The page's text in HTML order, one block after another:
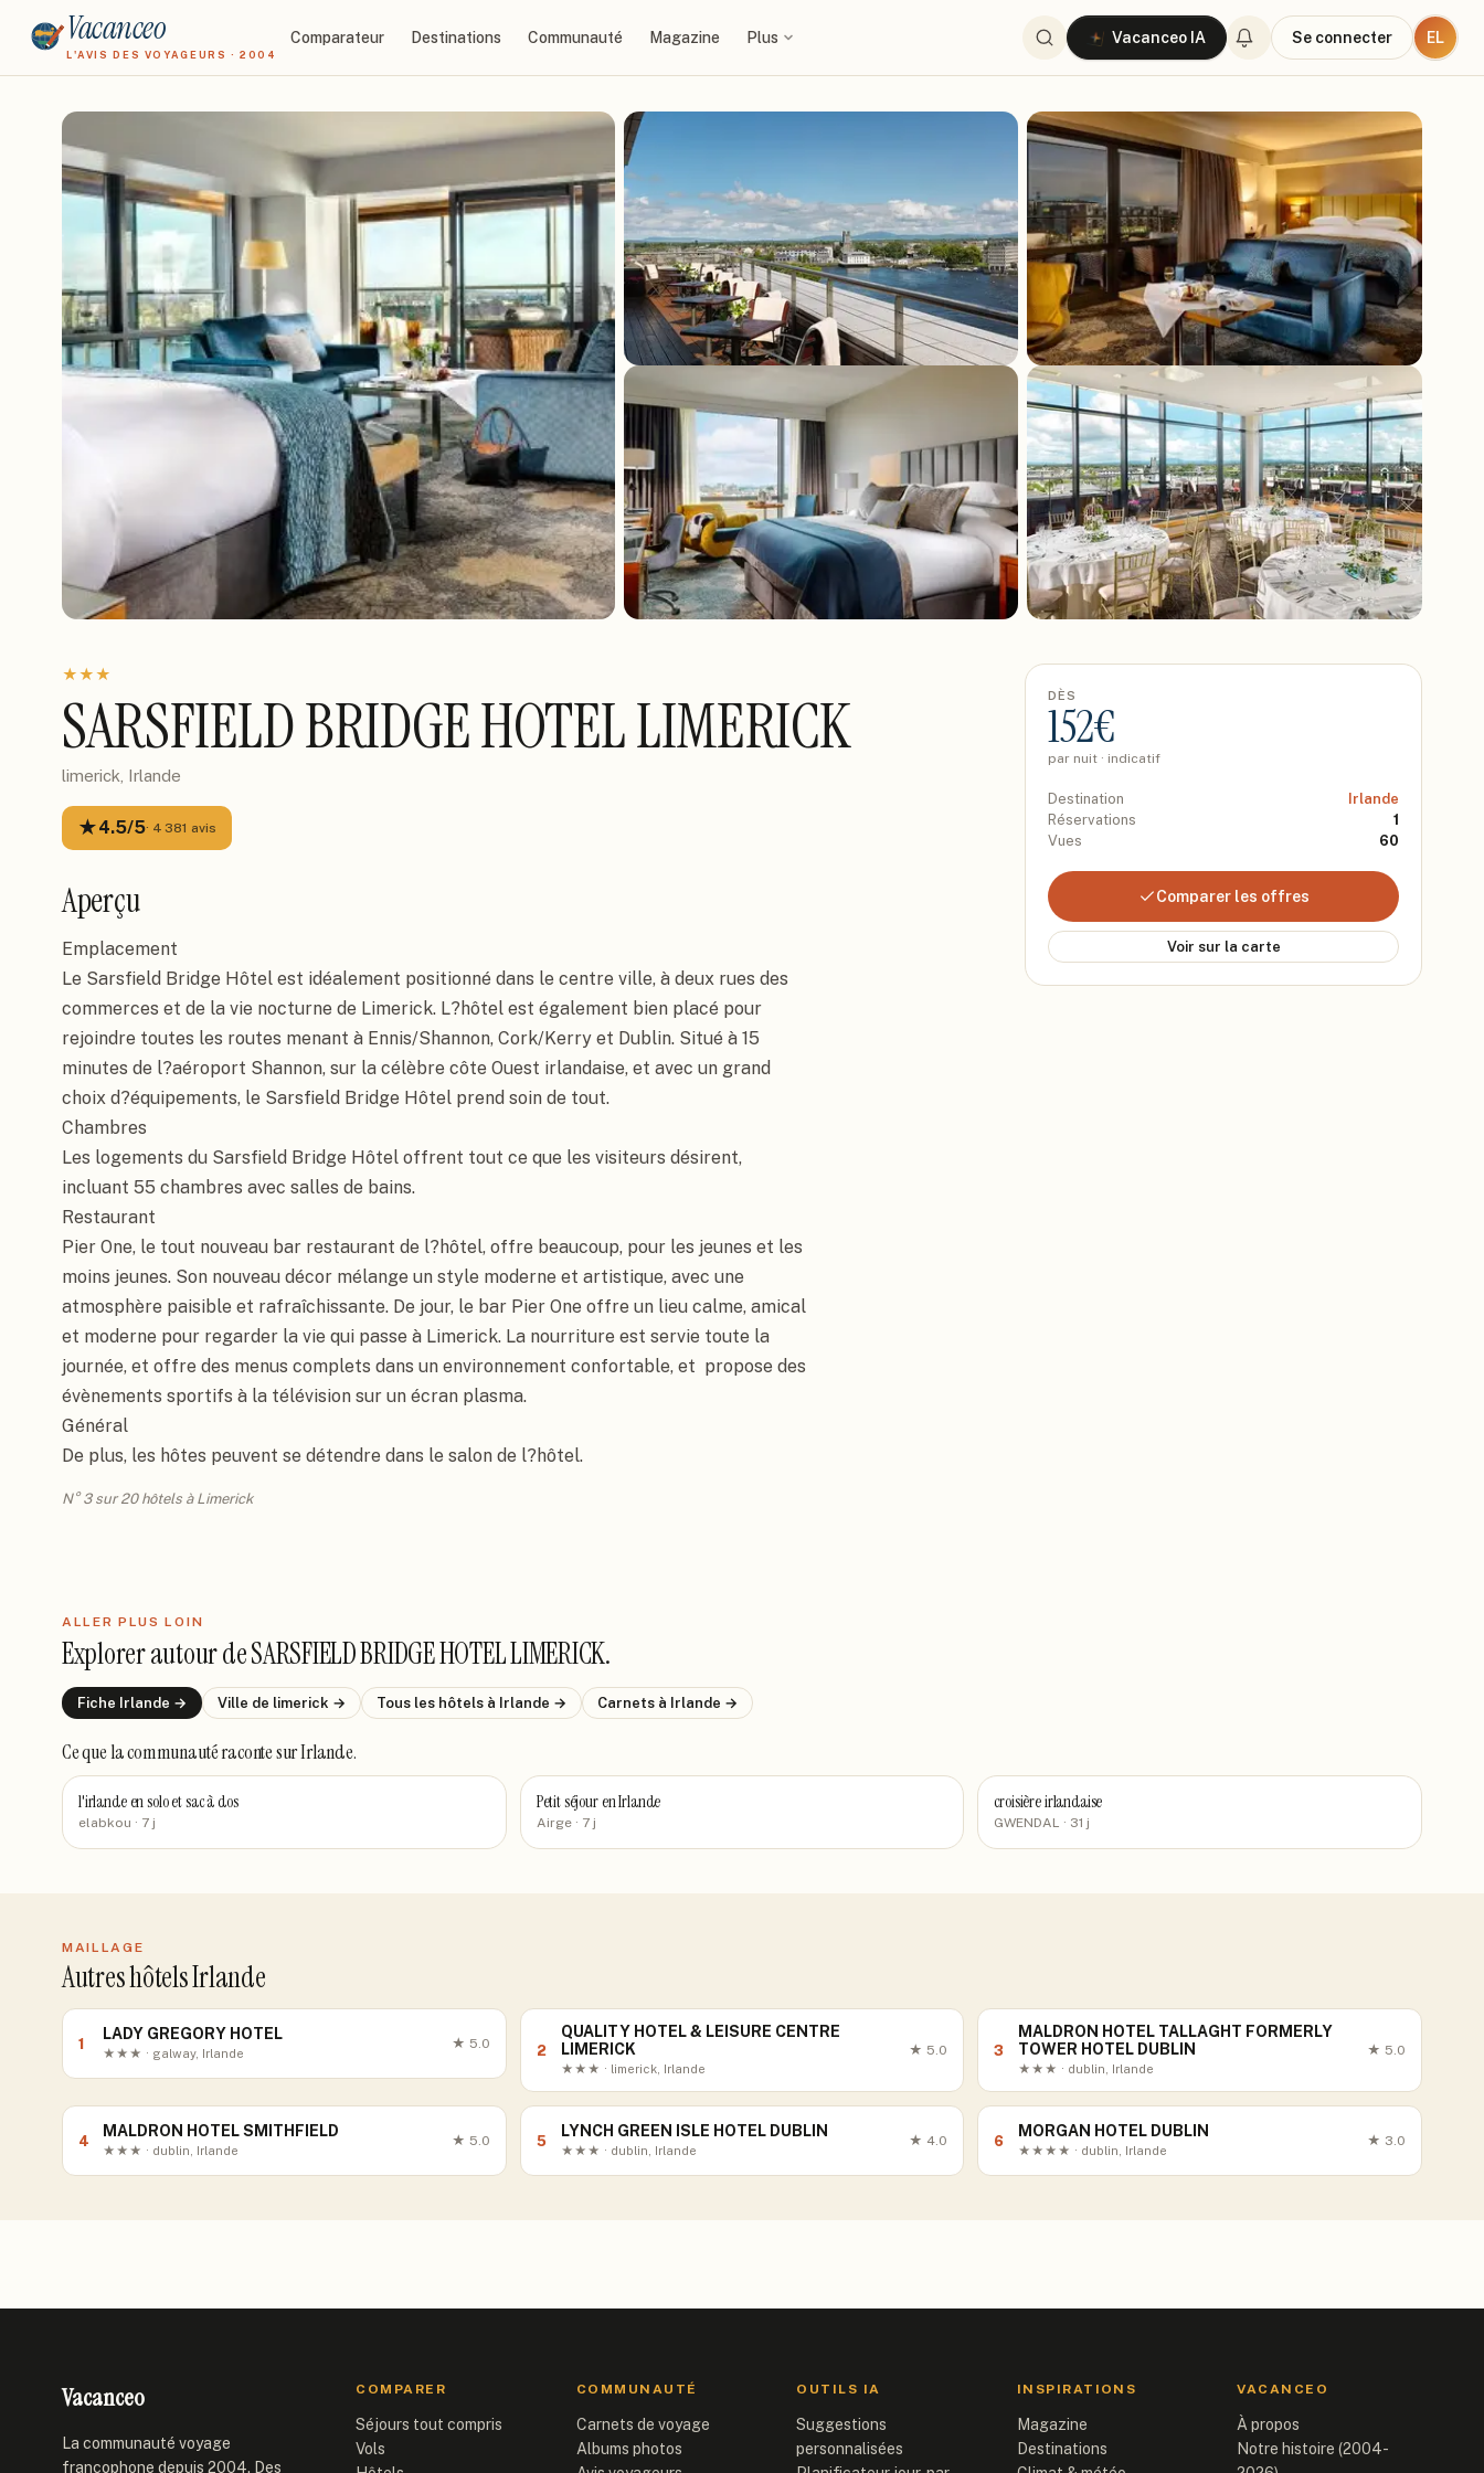
Vacanceo
L'AVIS DES VOYAGEURS · 2004
Comparateur Destinations Communauté Magazine Plus Vacanceo IA Se connecter EL
★★★
SARSFIELD BRIDGE HOTEL LIMERICK
limerick, Irlande
★4.5/5· 4 381 avis
Aperçu
Emplacement
Le Sarsfield Bridge Hôtel est idéalement positionné dans le centre ville, à deux rues des
commerces et de la vie nocturne de Limerick. L?hôtel est également bien placé pour
rejoindre toutes les routes menant à Ennis/Shannon, Cork/Kerry et Dublin. Situé à 15
minutes de l?aéroport Shannon, sur la célèbre côte Ouest irlandaise, et avec un grand
choix d?équipements, le Sarsfield Bridge Hôtel prend soin de tout.
Chambres
Les logements du Sarsfield Bridge Hôtel offrent tout ce que les visiteurs désirent,
incluant 55 chambres avec salles de bains.
Restaurant
Pier One, le tout nouveau bar restaurant de l?hôtel, offre beaucoup, pour les jeunes et les
moins jeunes. Son nouveau décor mélange un style moderne et artistique, avec une
atmosphère paisible et rafraîchissante. De jour, le bar Pier One offre un lieu calme, amical
et moderne pour regarder la vie qui passe à Limerick. La nourriture est servie toute la
journée, et offre des menus complets dans un environnement confortable, et  propose des
évènements sportifs à la télévision sur un écran plasma.
Général
De plus, les hôtes peuvent se détendre dans le salon de l?hôtel.
N° 3 sur 20 hôtels à Limerick
DÈS
152€
par nuit · indicatif
Destination
Irlande
Réservations
1
Vues
60
Comparer les offres
Voir sur la carte
ALLER PLUS LOIN
Explorer autour deSARSFIELD BRIDGE HOTEL LIMERICK.
Fiche Irlande → Ville de limerick → Tous les hôtels à Irlande → Carnets à Irlande →
Ce que la communauté racontesur Irlande.
l'irlande en solo et sac à dos
elabkou · 7 j
Petit séjour en Irlande
Airge· 7 j
croisière irlandaise
GWENDAL · 31 j
MAILLAGE
Autres hôtels Irlande
1
LADY GREGORY HOTEL
★★★ · galway, Irlande
★ 5.0 2
QUALITY HOTEL & LEISURE CENTRE
LIMERICK
★★★ · limerick, Irlande
★ 5.0 3
MALDRON HOTEL TALLAGHT FORMERLY
TOWER HOTEL DUBLIN
★★★ · dublin, Irlande
★ 5.0
4
MALDRON HOTEL SMITHFIELD
★★★ · dublin, Irlande
★ 5.0 5
LYNCH GREEN ISLE HOTEL DUBLIN
★★★ · dublin, Irlande
★ 4.0 6
MORGAN HOTEL DUBLIN
★★★★ · dublin, Irlande
★ 3.0
Vacanceo
La communauté voyage
francophone depuis 2004. Des
COMPARER
Séjours tout compris
Vols
COMMUNAUTÉ
Carnets de voyage
Albums photos
OUTILS IA
Suggestions
personnalisées
INSPIRATIONS
Magazine
Destinations
VACANCEO
À propos
Notre histoire (2004-